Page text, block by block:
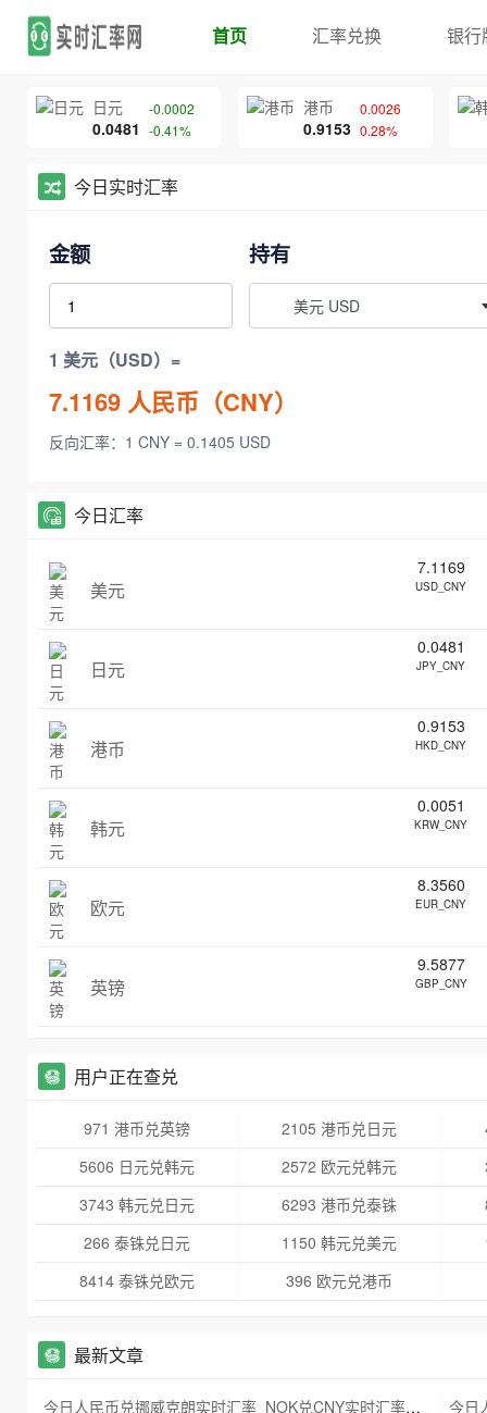
首页 汇率兑换 银行
日元
0.0481
-0.0002
-0.41%
港币
0.9153
0.0026
0.28%
今日实时汇率
金额 持有
美元 USD
1 美元（USD）=
7.1169 人民币（CNY）
反向汇率：1 CNY = 0.1405 USD
今日汇率
美元
7.1169
USD_CNY
日元
0.0481
JPY_CNY
港币
0.9153
HKD_CNY
韩元
0.0051
KRW_CNY
欧元
8.3560
EUR_CNY
英镑
9.5877
GBP_CNY
用户正在查兑
971 港币兑英镑 2105 港币兑日元
5606 日元兑韩元
2572 欧元兑韩元
3743 韩元兑日元
6293 港币兑泰铢
266 泰铢兑日元
1150 韩元兑美元
8414 泰铢兑欧元
396 欧元兑港币
最新文章
今日人民币兑挪威克朗实时汇率_NOK兑CNY实时汇率查询 2025年09月21日